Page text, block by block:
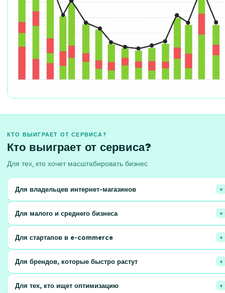
КТО ВЫИГРАЕТ ОТ СЕРВИСА?
Кто выиграет от сервиса?
Для тех, кто хочет масштабировать бизнес
Для владельцев интернет-магазинов
Эффективные решения для роста вашего бизнеса!
Для малого и среднего бизнеса
Сосредоточьтесь на развитии, а не на рутине!
Для стартапов в e-commerce
инфраструктуру. Масштабируйтесь легко!
Для брендов, которые быстро растут
географии продаж. Обеспечьте клиентам лучший сервис!
Для тех, кто ищет оптимизацию